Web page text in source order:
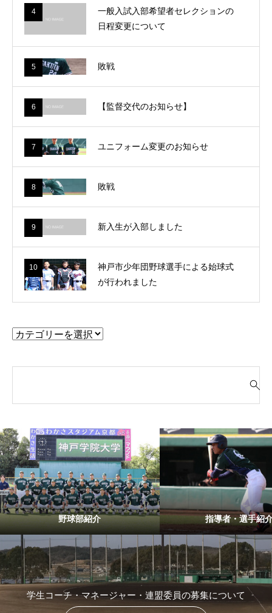
4
一般入試入部希望者セレクションの
日程変更について
5 敗戦
6 【監督交代のお知らせ】
7 ユニフォーム変更のお知らせ
8 敗戦
9 新入生が入部しました
10
神戸市少年団野球選手による始球式
が行われました
対
:
野球部紹介 指導者・選手紹
学生コーチ・マネージャー・連盟委員の募集について